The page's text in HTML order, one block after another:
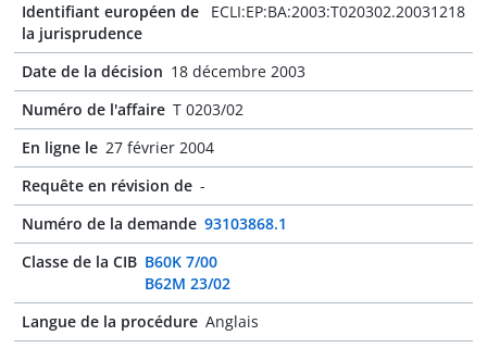
Identifiant européen de
la jurisprudence
ECLI:EP:BA:2003:T020302.20031218
Date de la décision 18 décembre 2003
Numéro de l'affaire T 0203/02
En ligne le 27 février 2004
Requête en révision de -
Numéro de la demande 93103868.1
Classe de la CIB B60K 7/00
B62M 23/02
Langue de la procédure Anglais